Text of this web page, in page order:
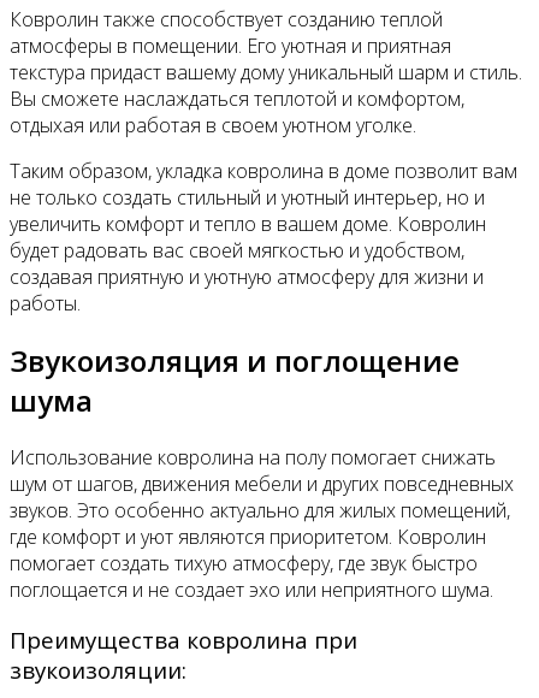
Ковролин также способствует созданию теплой
атмосферы в помещении. Его уютная и приятная
текстура придаст вашему дому уникальный шарм и стиль.
Вы сможете наслаждаться теплотой и комфортом,
отдыхая или работая в своем уютном уголке.
Таким образом, укладка ковролина в доме позволит вам
не только создать стильный и уютный интерьер, но и
увеличить комфорт и тепло в вашем доме. Ковролин
будет радовать вас своей мягкостью и удобством,
создавая приятную и уютную атмосферу для жизни и
работы.
Звукоизоляция и поглощение
шума
Использование ковролина на полу помогает снижать
шум от шагов, движения мебели и других повседневных
звуков. Это особенно актуально для жилых помещений,
где комфорт и уют являются приоритетом. Ковролин
помогает создать тихую атмосферу, где звук быстро
поглощается и не создает эхо или неприятного шума.
Преимущества ковролина при
звукоизоляции: